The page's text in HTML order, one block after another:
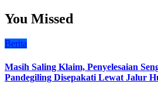
You Missed
Berita
Masih Saling Klaim, Penyelesaian
Pandegiling Disepakati Lewat Jalur